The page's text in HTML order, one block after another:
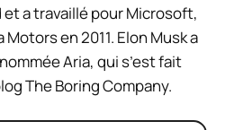
a travaillé pour Microsoft,
en 2011. Elon Musk a
Aria, qui s’est fait
The Boring Company.